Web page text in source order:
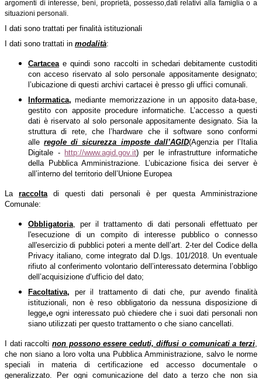
argomenti di interesse,beni, proprietà, possesso, dati relativi alla famiglia o a
situazioni personali.
I dati sono trattati per finalità istituzionali
I dati sono trattati in modalità:
Cartacea e quindi sono raccolti in schedari debitamente custoditi
con acceso riservato al solo personale appositamente designato;
l’ubicazione di questi archivi cartacei è presso gli uffici comunali.
Informatica, mediante memorizzazione in un apposito data-base,
gestito con apposite procedure informatiche. L’accesso a questi
dati è riservato al solo personale appositamente designato. Sia la
struttura di rete, che l’hardware che il software sono conformi
alleregole di sicurezza imposte dall’AGID(Agenzia per l’Italia
Digitale - http://www.agid.gov.it) per le infrastrutture informatiche
della Pubblica Amministrazione. L’ubicazione fisica dei server è
all’interno del territorio dell’Unione Europea
Laraccolta
di questi dati personali è per questa Amministrazione
Comunale:
Obbligatoria , per il trattamento di dati personali effettuato per
l'esecuzione di un compito di interesse pubblico o connesso
all'esercizio di pubblici poteri a mente dell’art. 2-ter del Codice della
Privacy italiano, come integrato dal D.lgs. 101/2018. Un eventuale
rifiuto al conferimento volontario dell’interessato determina l’obbligo
dell’acquisizione d’ufficio del dato;
Facoltativa, per il trattamento di dati che, pur avendo finalità
istituzionali, non è reso obbligatorio da nessuna disposizione di
legge,e ogni interessato può chiedere che i suoi dati personali non
siano utilizzati per questo trattamento o che siano cancellati.
I dati raccolti non possono essere ceduti, diffusi o comunicati a terzi
che non siano a loro volta una Pubblica Amministrazione, salvo le norme
speciali in materia di certificazione ed accesso documentale o
generalizzato. Per ogni comunicazione del dato a terzo che non sia